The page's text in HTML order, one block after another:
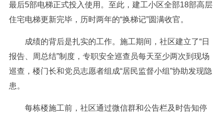
最后5部电梯正式投入使用。至此，建工小区全部18部高层
住宅电梯更新完毕，历时两年的“换梯记”圆满收官。
成绩的背后是扎实的工作。施工期间，社区建立了“日
报告、周总结”制度，专职安全巡查员每天至少两次到现场
巡查，楼门长和党员志愿者组成“居民监督小组”协助发现隐
患。
每栋楼施工前，社区通过微信群和公告栏及时告知停